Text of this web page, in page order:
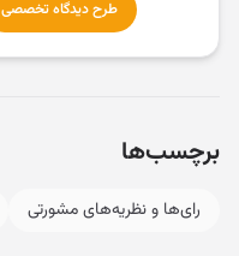
طرح دیدگاه تخصصی
برچسب‌ها
رای‌ها و نظریه‌های مشورتی